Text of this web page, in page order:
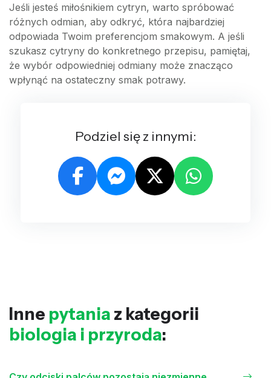
Jeśli jesteś miłośnikiem cytryn, warto spróbować
różnych odmian, aby odkryć, która najbardziej
odpowiada Twoim preferencjom smakowym. A jeśli
szukasz cytryny do konkretnego przepisu, pamiętaj,
że wybór odpowiedniej odmiany może znacząco
wpłynąć na ostateczny smak potrawy.
Podziel się z innymi:
Inne pytania z kategorii
biologia i przyroda: